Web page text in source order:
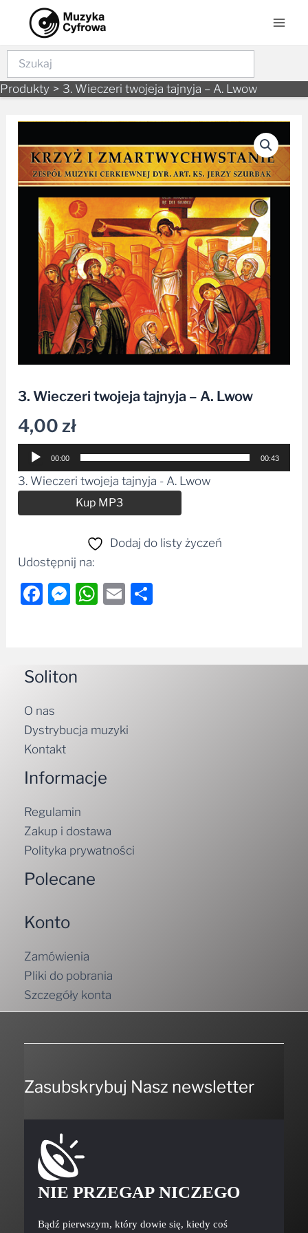
content
Szukaj
Produkty 3. Wieczeri twojeja tajnyja – A. Lwow
3. Wieczeri twojeja tajnyja – A. Lwow
4,00zł
Odtwarzacz
plików
dźwiękowych
00:00 00:43
3. Wieczeri twojeja tajnyja - A. Lwow
Kup MP3
Dodaj do listy życzeń
Udostępnij na:
Facebook
Messenger
WhatsApp
Email
Soliton
O nas
Dystrybucja muzyki
Kontakt
Informacje
Regulamin
Zakup i dostawa
Polityka prywatności
Polecane
Konto
Zamówienia
Pliki do pobrania
Szczegóły konta
Zasubskrybuj Nasz newsletter
NIE PRZEGAP NICZEGO
Bądź pierwszym, który dowie się, kiedy coś